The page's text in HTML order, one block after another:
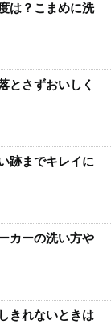
は？こまめに洗
とさずおいしく
跡までキレイに
カーの洗い方や
きれないときは